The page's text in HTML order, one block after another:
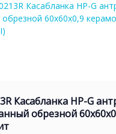
Касабланка HP-G
обрезной